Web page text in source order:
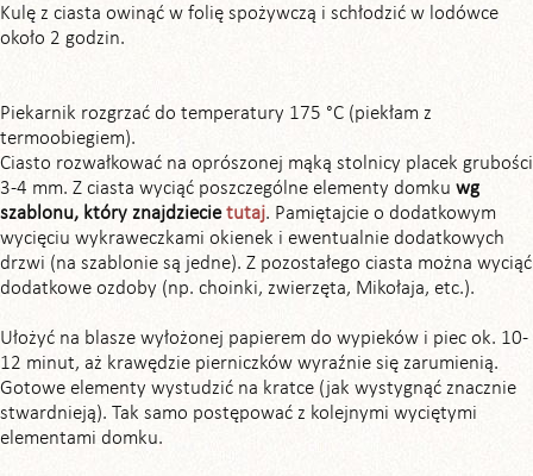
Kulę z ciasta owinąć w folię spożywczą i schłodzić w lodówce
około 2 godzin.
Piekarnik rozgrzać do temperatury 175 °C (piekłam z
termoobiegiem).
Ciasto rozwałkować na oprószonej mąką stolnicy placek grubości
3-4 mm. Z ciasta wyciąć poszczególne elementy domku wg
szablonu, który znajdziecietutaj. Pamiętajcie o dodatkowym
wycięciu wykraweczkami okienek i ewentualnie dodatkowych
drzwi (na szablonie są jedne). Z pozostałego ciasta można wyciąć
dodatkowe ozdoby (np. choinki, zwierzęta, Mikołaja, etc.).
Ułożyć na blasze wyłożonej papierem do wypieków i piec ok. 10-
12 minut, aż krawędzie pierniczków wyraźnie się zarumienią.
Gotowe elementy wystudzić na kratce (jak wystygnąć znacznie
stwardnieją). Tak samo postępować z kolejnymi wyciętymi
elementami domku.